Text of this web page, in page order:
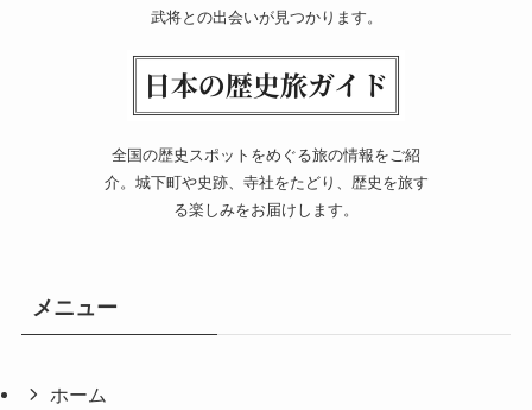
武将との出会いが見つかります。
全国の歴史スポットをめぐる旅の情報をご紹
介。城下町や史跡、寺社をたどり、歴史を旅す
る楽しみをお届けします。
メニュー
ホーム